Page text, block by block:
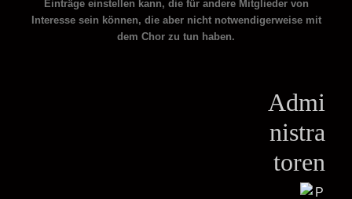
Einträge einstellen kann, die für andere Mitglieder von
Interesse sein können, die aber nicht notwendigerweise mit
dem Chor zu tun haben.
Admi
nistra
toren